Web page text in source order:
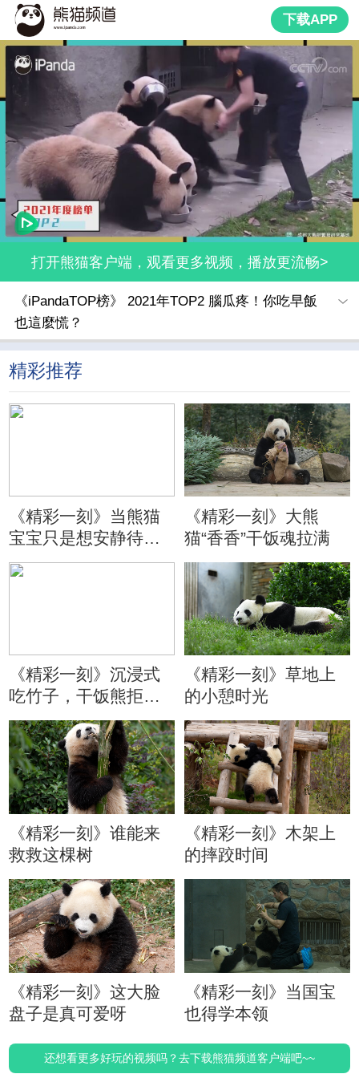
下载APP
打开熊猫客户端，观看更多视频，播放更流畅>
《iPandaTOP榜》 2021年TOP2 腦瓜疼！你吃早飯
也這麼慌？
精彩推荐
《精彩一刻》当熊猫
宝宝只是想安静待会
儿
《精彩一刻》大熊
猫“香香”干饭魂拉满
《精彩一刻》沉浸式
吃竹子，干饭熊拒绝
分心
《精彩一刻》草地上
的小憩时光
《精彩一刻》谁能来
救救这棵树
《精彩一刻》木架上
的摔跤时间
《精彩一刻》这大脸
盘子是真可爱呀
《精彩一刻》当国宝
也得学本领
还想看更多好玩的视频吗？去下载熊猫频道客户端吧~~